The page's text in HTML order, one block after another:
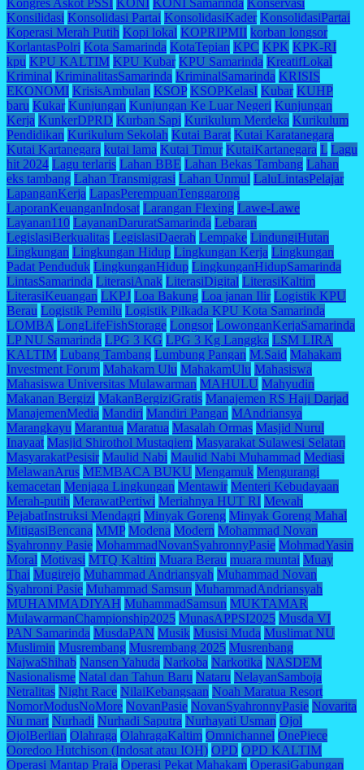
Kongres Askot PSSI KONI KONI Samarinda Konservasi
Konsilidasi Konsolidasi Partai KonsolidasiKader KonsolidasiPartai
Koperasi Merah Putih Kopi lokal KOPRIPMII korban longsor
KorlantasPolri Kota Samarinda KotaTepian KPC KPK KPK-RI
kpu KPU KALTIM KPU Kubar KPU Samarinda KreatifLokal
Kriminal KriminalitasSamarinda KriminalSamarinda KRISIS
EKONOMI KrisisAmbulan KSOP KSOPKelasI Kubar KUHP
baru Kukar Kunjungan Kunjungan Ke Luar Negeri Kunjungan
Kerja KunkerDPRD Kurban Sapi Kurikulum Merdeka Kurikulum
Pendidikan Kurikulum Sekolah Kutai Barat Kutai Karatanegara
Kutai Kartanegara kutai lama Kutai Timur KutaiKartanegara L Lagu
hit 2024 Lagu terlaris Lahan BBE Lahan Bekas Tambang Lahan
eks tambang Lahan Transmigrasi Lahan Unmul LaluLintasPelajar
LapanganKerja LapasPerempuanTenggarong
LaporanKeuanganIndosat Larangan Flexing Lawe-Lawe
Layanan110 LayananDaruratSamarinda Lebaran
LegislasiBerkualitas LegislasiDaerah Lempake LindungiHutan
Lingkungan Lingkungan Hidup Lingkungan Kerja Lingkungan
Padat Penduduk LingkunganHidup LingkunganHidupSamarinda
LintasSamarinda LiterasiAnak LiterasiDigital LiterasiKaltim
LiterasiKeuangan LKPJ Loa Bakung Loa janan Ilir Logistik KPU
Berau Logistik Pemilu Logistik Pilkada KPU Kota Samarinda
LOMBA LongLifeFishStorage Longsor LowonganKerjaSamarinda
LP NU Samarinda LPG 3 KG LPG 3 Kg Langgka LSM LIRA
KALTIM Lubang Tambang Lumbung Pangan M.Said Mahakam
Investment Forum Mahakam Ulu MahakamUlu Mahasiswa
Mahasiswa Universitas Mulawarman MAHULU Mahyudin
Makanan Bergizi MakanBergiziGratis Manajemen RS Haji Darjad
ManajemenMedia Mandiri Mandiri Pangan MAndriansya
Marangkayu Marantua Maratua Masalah Ormas Masjid Nurul
Inayaat Masjid Shirothol Mustaqiem Masyarakat Sulawesi Selatan
MasyarakatPesisir Maulid Nabi Maulid Nabi Muhammad Mediasi
MelawanArus MEMBACA BUKU Mengamuk Mengurangi
kemacetan Menjaga Lingkungan Mentawir Menteri Kebudayaan
Merah-putih MerawatPertiwi Meriahnya HUT RI Mewah
PejabatInstruksi Mendagri Minyak Goreng Minyak Goreng Mahal
MitigasiBencana MMP Modena Modern Mohammad Novan
Syahronny Pasie MohammadNovanSyahronnyPasie MohmadYasin
Moral Motivasi MTQ Kaltim Muara Berau muara muntai Muay
Thai Mugirejo Muhammad Andriansyah Muhammad Novan
Syahroni Pasie Muhammad Samsun MuhammadAndriansyah
MUHAMMADIYAH MuhammadSamsun MUKTAMAR
MulawarmanChampionship2025 MunasAPPSI2025 Musda VI
PAN Samarinda MusdaPAN Musik Musisi Muda Muslimat NU
Muslimin Musrembang Musrembang 2025 Musrenbang
NajwaShihab Nansen Yahuda Narkoba Narkotika NASDEM
Nasionalisme Natal dan Tahun Baru Nataru NelayanSamboja
Netralitas Night Race NilaiKebangsaan Noah Maratua Resort
NomorModusNoMore NovanPasie NovanSyahronnyPasie Novarita
Nu mart Nurhadi Nurhadi Saputra Nurhayati Usman Ojol
OjolBerlian Olahraga OlahragaKaltim Omnichannel OnePiece
Ooredoo Hutchison (Indosat atau IOH) OPD OPD KALTIM
Operasi Mantap Praja Operasi Pekat Mahakam OperasiGabungan